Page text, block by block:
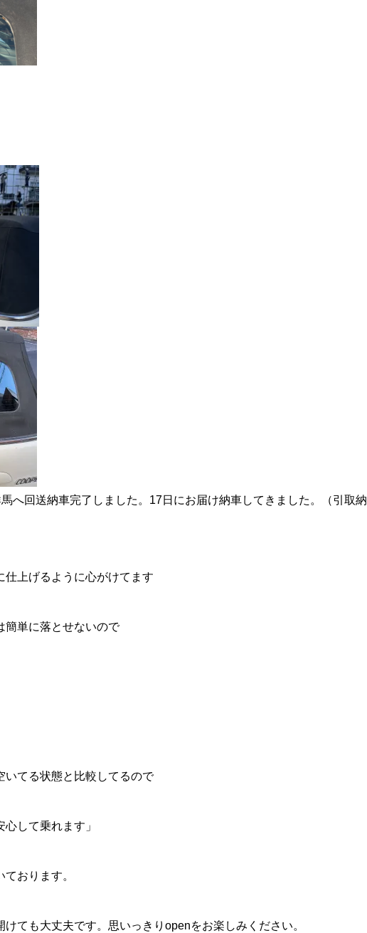
へ回送納車完了しました。17日にお届け納車してきました。（引取納
上げるように心がけてます
簡単に落とせないので
いてる状態と比較してるので
して乗れます」
おります。
ても大丈夫です。思いっきりopenをお楽しみください。